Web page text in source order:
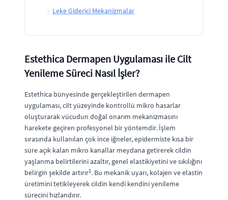
› Leke Giderici Mekanizmalar
Estethica Dermapen Uygulaması ile Cilt
Yenileme Süreci Nasıl İşler?
Estethica bünyesinde gerçekleştirilen dermapen
uygulaması, cilt yüzeyinde kontrollü mikro hasarlar
oluşturarak vücudun doğal onarım mekanizmasını
harekete geçiren profesyonel bir yöntemdir. İşlem
sırasında kullanılan çok ince iğneler, epidermiste kısa bir
süre açık kalan mikro kanallar meydana getirerek cildin
yaşlanma belirtilerini azaltır, genel elastikiyetini ve sıkılığını
belirgin şekilde artırır1. Bu mekanik uyarı, kolajen ve elastin
üretimini tetikleyerek cildin kendi kendini yenileme
sürecini hızlandırır.